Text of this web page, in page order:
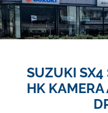
SUZUKI SX4
HK KAMERA